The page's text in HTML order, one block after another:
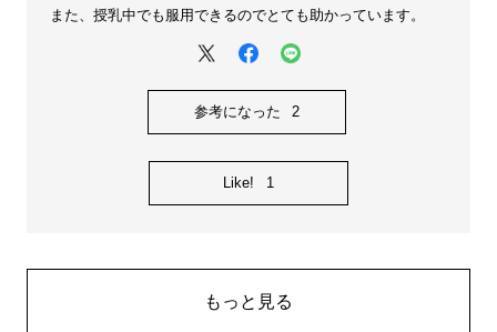
また、授乳中でも服用できるのでとても助かっています。
参考になった 2
Like! 1
もっと見る